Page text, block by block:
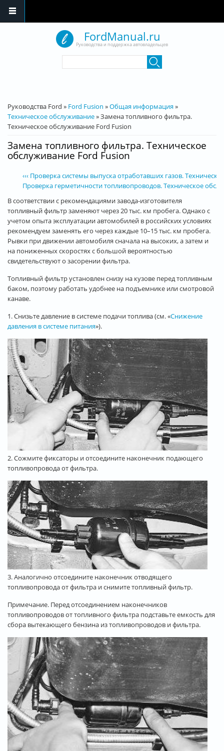
FordManual.ru
Руководства и поддержка автовладельцев
Вы здесь
Руководства Ford » Ford Fusion »Общая информация»
Техническое обслуживание»Замена топливного фильтра.
Техническое обслуживание Ford Fusion
Замена топливного фильтра. Техническое
обслуживание Ford Fusion
‹‹‹ Проверка системы выпуска отработавших газов.
Проверка герметичности топливопроводов. Техническое
В соответствии с рекомендациями завода-изготовителя
топливный фильтр заменяют через 20 тыс. км пробега. Однако с
учетом опыта эксплуатации автомобилей в российских условиях
рекомендуем заменять его через каждые 10–15 тыс. км пробега.
Рывки при движении автомобиля сначала на высоких, а затем и
на пониженных скоростях с большой вероятностью
свидетельствуют о засорении фильтра.
Топливный фильтр установлен снизу на кузове перед топливным
баком, поэтому работать удобнее на подъемнике или смотровой
канаве.
1. Снизьте давление в системе подачи топлива (см. «Снижение
давления в системе питания»).
2. Сожмите фиксаторы и отсоедините наконечник подающего
топливопровода от фильтра.
3. Аналогично отсоедините наконечник отводящего
топливопровода от фильтра и снимите топливный фильтр.
Примечание. Перед отсоединением наконечников
топливопроводов от топливного фильтра подставьте емкость для
сбора вытекающего бензина из топливопроводов и фильтра.